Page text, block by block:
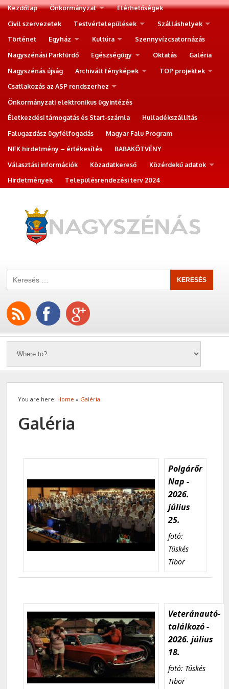
Kezdőlap Önkormányzat
Elérhetőségek
Civil szervezetek
Testvértelepülések
Szálláshelyek
Történet
Egyház Kultúra
Szennyvízcsatornázás
Nagyszénási Parkfürdő
Egészségügy Oktatás
Galéria
Nagyszénás újság
Archivált fényképek
TOP projektek
Csatlakozás az ASP rendszerhez
Önkormányzati elektronikus ügyintézés
Életkezdési támogatás és Start-számla
Hulladékszállítás
Falugazdász ügyfélfogadás
Magyar Falu Program
NFK hirdetmény – értékesítés
BABAKÖTVÉNY
Választási információk
Közadatkereső
Közérdekű adatok
Hirdetmények
Településrendezési terv 2024
You are here: Home » Galéria
Galéria
Polgárőr
Nap -
2026.
július
25.
fotó:
Tüskés
Tibor
Veteránautó-
találkozó -
2026. július
18.
fotó: Tüskés
Tibor